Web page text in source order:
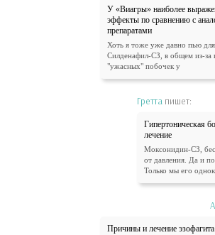
У «Виагры» наиболее
эффекты по сравнению с
препаратами
Хоть я тоже уже давно пью для
Силденафил-СЗ, в общем из-за
"ужасных" побочек у
Гретта пишет:
Гипертоническая
лечение
Моксонидин-СЗ,
от давления. Да и
Только мы его
Причины и лечение эзофагита